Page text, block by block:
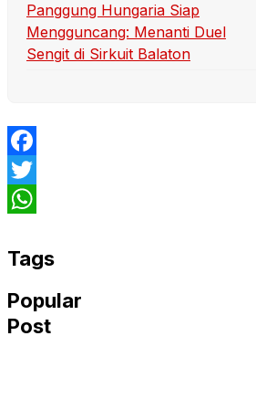
Panggung Hungaria Siap
Mengguncang: Menanti Duel
Sengit di Sirkuit Balaton
Facebook
Twitter
Tags
Popular
Post